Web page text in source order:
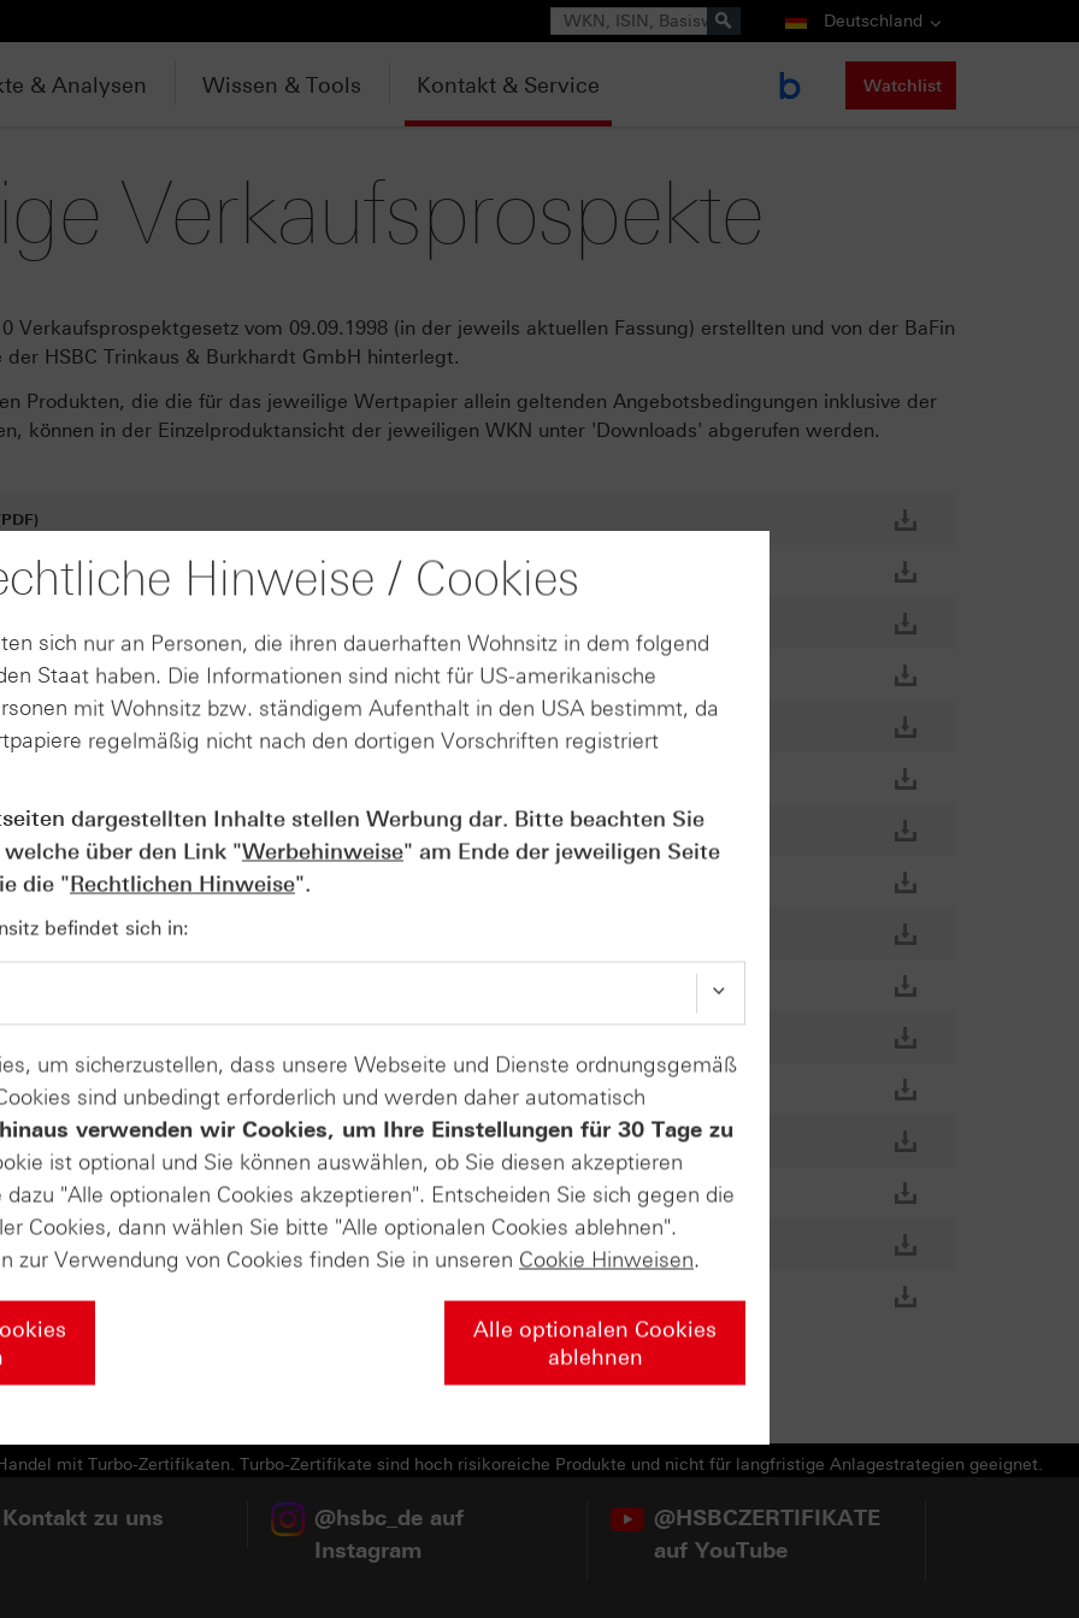
Suche Deutschland
& Analysen Wissen & Tools Kontakt & Service Watchlist
Verkaufsprospekte
Verkaufsprospektgesetz vom 09.09.1998 (in der jeweils aktuellen Fassung) erstellten und von der BaFin
HSBC Trinkaus & Burkhardt GmbH hinterlegt.
Produkten, die die für das jeweilige Wertpapier allein geltenden Angebotsbedingungen inklusive der
können in der Einzelproduktansicht der jeweiligen WKN unter 'Downloads' abgerufen werden.
mit Turbo-Zertifikaten. Turbo-Zertifikate sind hoch risikoreiche Produkte und nicht für langfristige Anlagestrategien geeignet.
zu uns
@hsbc_de auf
Instagram
@HSBCZERTIFIKATE
auf YouTube
Hinweise / Cookies
sich nur an Personen, die ihren dauerhaften Wohnsitz in dem folgend
Staat haben. Die Informationen sind nicht für US-amerikanische
mit Wohnsitz bzw. ständigem Aufenthalt in den USA bestimmt, da
regelmäßig nicht nach den dortigen Vorschriften registriert
dargestellten Inhalte stellen Werbung dar. Bitte beachten Sie
über den Link "Werbehinweise" am Ende der jeweiligen Seite
die "Rechtlichen Hinweise".
befindet sich in:
um sicherzustellen, dass unsere Webseite und Dienste ordnungsgemäß
sind unbedingt erforderlich und werden daher automatisch
verwenden wir Cookies, um Ihre Einstellungen für 30 Tage zu
ist optional und Sie können auswählen, ob Sie diesen akzeptieren
"Alle optionalen Cookies akzeptieren". Entscheiden Sie sich gegen die
Cookies, dann wählen Sie bitte "Alle optionalen Cookies ablehnen".
zur Verwendung von Cookies finden Sie in unseren Cookie Hinweisen.
Alle optionalen Cookies
ablehnen